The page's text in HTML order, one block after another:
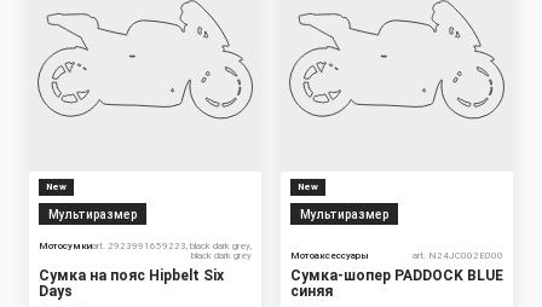
New
Мультиразмер
Мотосумкиart. 2923991659223, black dark grey,
black dark grey
Сумка на пояс Hipbelt Six
Days
New
Мультиразмер
Мотоаксессуары art. N24JC002E000
Сумка-шопер PADDOCK BLUE
синяя